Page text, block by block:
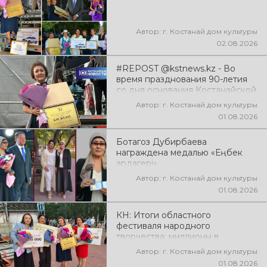
Автор: г. Костанай дом культуры
02.08.2026
#REPOST @kstnews.kz - Во
время празднования 90-летия
со дня основания Костанайской
области подвели итоги 38-го
фестиваля самодеятельного
Автор: г. Костанай дом культуры
01.08.2026
Ботагоз Дубирбаева
награждена медалью «Еңбек
ардагері»
Автор: г. Костанай дом культуры
01.08.2026
КН: Итоги областного
фестиваля народного
творчества: миллионы в
культуруАвтор: г. Костанай дом культуры
01.08.2026